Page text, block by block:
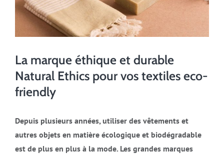
La marque éthique et durable
Natural Ethics pour vos textiles eco-
friendly
Depuis plusieurs années, utiliser des vêtements et
autres objets en matière écologique et biodégradable
est de plus en plus à la mode. Les grandes marques